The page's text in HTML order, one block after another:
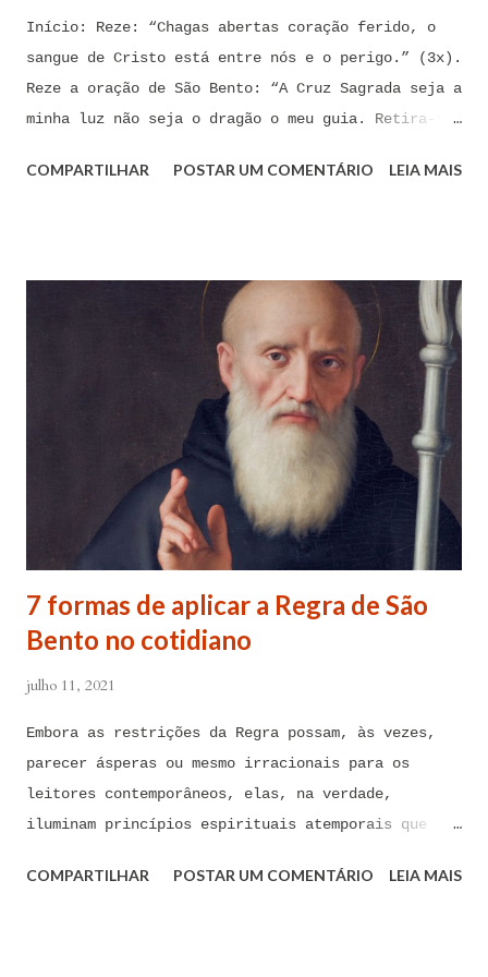
Início: Reze: “Chagas abertas coração ferido, o
sangue de Cristo está entre nós e o perigo.” (3x).
Reze a oração de São Bento: “A Cruz Sagrada seja a
minha luz não seja o dragão o meu guia. Retira-te
que me ofereces, bebe tu mesmo o teu veneno.” Reze
Aleluia!” Proclame com fé e autoridade: “O Senhor
te confunda satã, confunda-te o Senhor.” (Zacarias
3,2) Reze: Ave Maria cheia de Graça... Oração: Eu
(diga seu nome completo), neste momento, coloco-me
na presença de meu Senhor, Rei e Salvador Jesus
Cristo, sob os cuidados e a intercessão de minha
Mãe Santíssima e Mãe do meu Senhor, a Virgem
Maria, debaixo da poderosa proteção de São Miguel
Arcanjo e do meu Anjo da Guarda, para combater
contra todas as forças do mal, ações, ataques,
contaminações, armadilhas, en...
COMPARTILHAR POSTAR UM COMENTÁRIO LEIA MAIS
7 formas de aplicar a Regra de São
Bento no cotidiano
julho 11, 2021
Embora as restrições da Regra possam, às vezes,
parecer ásperas ou mesmo irracionais para os
leitores contemporâneos, elas, na verdade,
iluminam princípios espirituais atemporais que
São Bento foi composta há mais de 1.500 anos por
COMPARTILHAR POSTAR UM COMENTÁRIO LEIA MAIS